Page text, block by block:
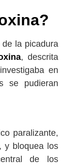
la picadura
, descrita
en
se pudieran
paralizante,
y bloquea los
de los